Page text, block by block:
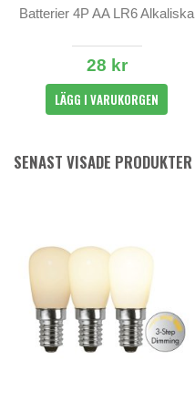
Batterier 4P AA LR6 Alkaliska
28 kr
LÄGG I VARUKORGEN
SENAST VISADE PRODUKTER